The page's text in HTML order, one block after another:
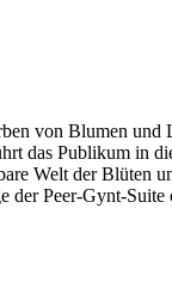
von Blumen
das Publikum in
Welt der Blüten
Peer-Gynt-